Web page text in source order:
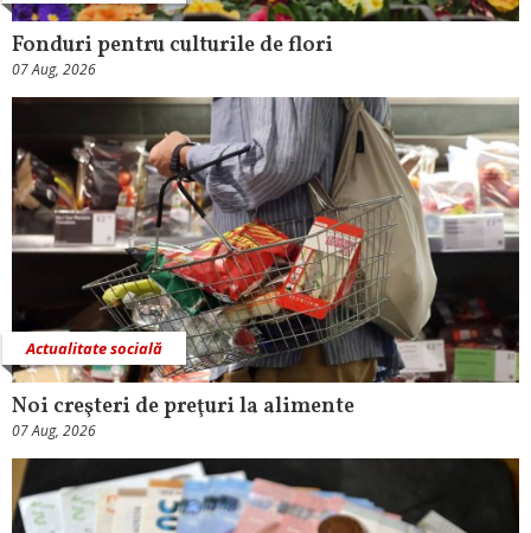
Fonduri pentru culturile de flori
07 Aug, 2026
Actualitate socială
Noi creşteri de preţuri la alimente
07 Aug, 2026